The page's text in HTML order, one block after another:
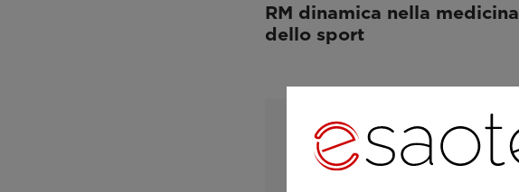
RM dinamica nella medicina
dello sport